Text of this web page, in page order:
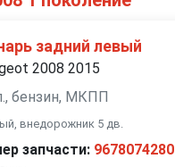
задний левый
2008 2015
бензин, МКПП
внедорожник 5 дв.
запчасти: 9678074280